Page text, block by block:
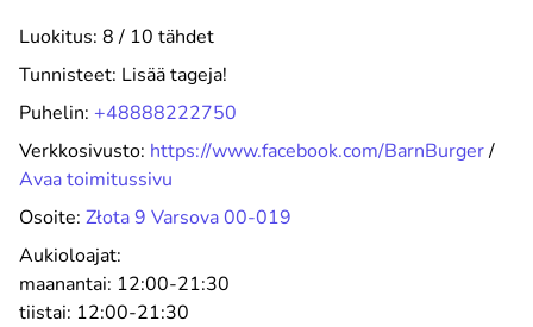
Luokitus: 8 / 10 tähdet
Tunnisteet: Lisää tageja!
Puhelin: +48888222750
Verkkosivusto: https://www.facebook.com/BarnBurger/
Avaa toimitussivu
Osoite: Złota 9 Varsova 00-019
Aukioloajat:
maanantai: 12:00-21:30
tiistai: 12:00-21:30